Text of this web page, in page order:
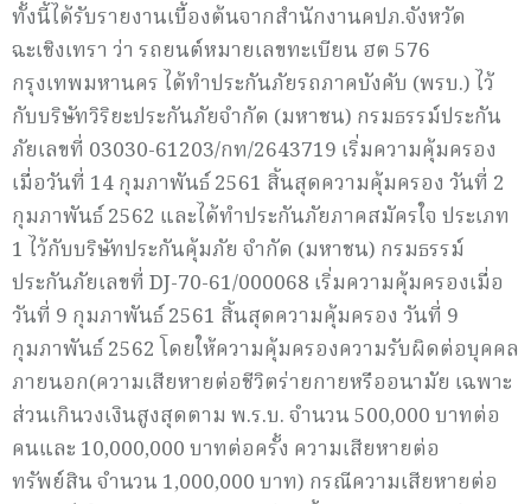
ทั้งนี้ได้รับรายงานเบื้องต้นจากสำนักงานคปภ.จังหวัด
ฉะเชิงเทรา ว่า รถยนต์หมายเลขทะเบียน ฮต 576
กรุงเทพมหานคร ได้ทำประกันภัยรถภาคบังคับ (พรบ.) ไว้
กับบริษัทวิริยะประกันภัยจำกัด (มหาชน) กรมธรรม์ประกัน
ภัยเลขที่ 03030-61203/กท/2643719 เริ่มความคุ้มครอง
เมื่อวันที่ 14 กุมภาพันธ์ 2561 สิ้นสุดความคุ้มครอง วันที่ 2
กุมภาพันธ์ 2562 และได้ทำประกันภัยภาคสมัครใจ ประเภท
1 ไว้กับบริษัทประกันคุ้มภัย จำกัด (มหาชน) กรมธรรม์
ประกันภัยเลขที่ DJ-70-61/000068 เริ่มความคุ้มครองเมื่อ
วันที่ 9 กุมภาพันธ์ 2561 สิ้นสุดความคุ้มครอง วันที่ 9
กุมภาพันธ์ 2562 โดยให้ความคุ้มครองความรับผิดต่อบุคคล
ภายนอก(ความเสียหายต่อชีวิตร่ายกายหรืออนามัย เฉพาะ
ส่วนเกินวงเงินสูงสุดตาม พ.ร.บ. จำนวน 500,000 บาทต่อ
คนและ 10,000,000 บาทต่อครั้ง ความเสียหายต่อ
ทรัพย์สิน จำนวน 1,000,000 บาท) กรณีความเสียหายต่อ